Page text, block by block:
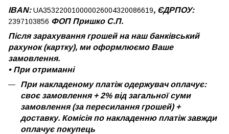
IBAN:UA353220010000026004320086619, ЄДРПОУ:
2397103856 ФОП Пришко С.П.
Після зарахування грошей на наш банківський
рахунок (картку), ми оформлюємо Ваше
замовлення.
•При отриманні
При накладеному платіж одержувач оплачує:
своє замовлення + 2% від загальної суми
замовлення (за пересилання грошей) +
доставку. Комісія по накладенню платіж завжди
оплачує покупець